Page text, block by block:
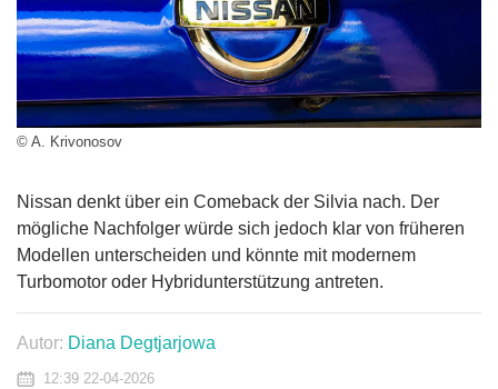
© A. Krivonosov
Nissan denkt über ein Comeback der Silvia nach. Der
mögliche Nachfolger würde sich jedoch klar von früheren
Modellen unterscheiden und könnte mit modernem
Turbomotor oder Hybridunterstützung antreten.
Autor: Diana Degtjarjowa
12:39 22-04-2026